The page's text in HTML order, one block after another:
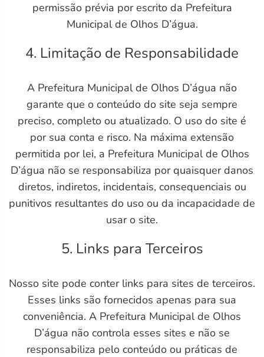
permissão prévia por escrito da Prefeitura
Municipal de Olhos D’água.
4. Limitação de Responsabilidade
A Prefeitura Municipal de Olhos D’água não
garante que o conteúdo do site seja sempre
preciso, completo ou atualizado. O uso do site é
por sua conta e risco. Na máxima extensão
permitida por lei, a Prefeitura Municipal de Olhos
D’água não se responsabiliza por quaisquer danos
diretos, indiretos, incidentais, consequenciais ou
punitivos resultantes do uso ou da incapacidade de
usar o site.
5. Links para Terceiros
Nosso site pode conter links para sites de terceiros.
Esses links são fornecidos apenas para sua
conveniência. A Prefeitura Municipal de Olhos
D’água não controla esses sites e não se
responsabiliza pelo conteúdo ou práticas de